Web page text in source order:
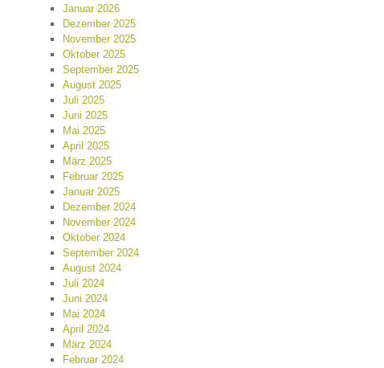
Januar 2026
Dezember 2025
November 2025
Oktober 2025
September 2025
August 2025
Juli 2025
Juni 2025
Mai 2025
April 2025
März 2025
Februar 2025
Januar 2025
Dezember 2024
November 2024
Oktober 2024
September 2024
August 2024
Juli 2024
Juni 2024
Mai 2024
April 2024
März 2024
Februar 2024